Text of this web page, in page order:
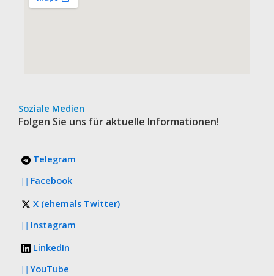
Soziale Medien
Folgen Sie uns für aktuelle Informationen!
Telegram
Facebook
X (ehemals Twitter)
Instagram
LinkedIn
YouTube